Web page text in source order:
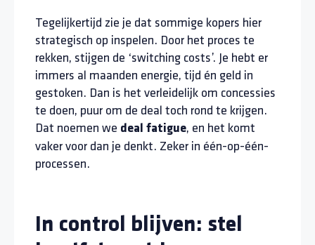
Tegelijkertijd zie je dat sommige kopers hier
strategisch op inspelen. Door het proces te
rekken, stijgen de ‘switching costs’. Je hebt er
immers al maanden energie, tijd én geld in
gestoken. Dan is het verleidelijk om concessies
te doen, puur om de deal toch rond te krijgen.
Dat noemen we deal fatigue, en het komt
vaker voor dan je denkt. Zeker in één-op-één-
processen.
In control blijven: stel